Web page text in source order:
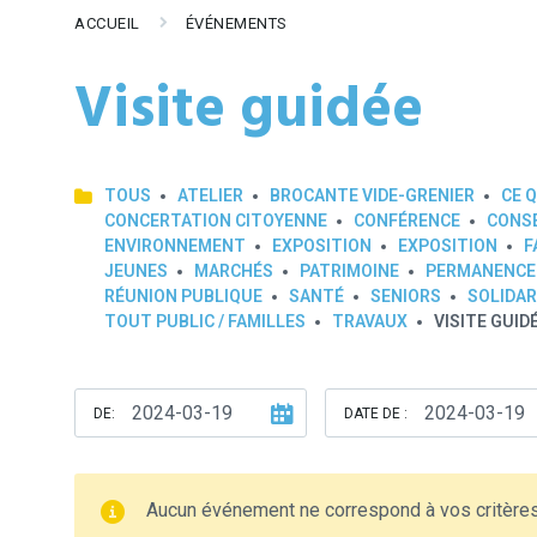
ACCUEIL ÉVÉNEMENTS
Visite guidée
TOUS ATELIER BROCANTE VIDE-GRENIER CE
CONCERTATION CITOYENNE
CONFÉRENCE
ENVIRONNEMENT
EXPOSITION EXPOSITION
JEUNES
MARCHÉS PATRIMOINE
RÉUNION PUBLIQUE
SANTÉ SENIORS
TOUT PUBLIC / FAMILLES
TRAVAUX VISITE
DE: DATE DE :
Aucun événement ne correspond à vos